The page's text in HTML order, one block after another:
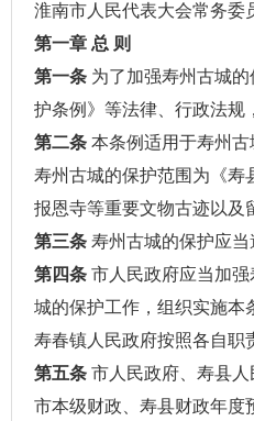
淮南市人民代表大会常务委
第一章 总 则
第一条 为了加强寿州古城
护条例》等法律、行政法规
第二条 本条例适用于寿州
寿州古城的保护范围为《寿
报恩寺等重要文物古迹以
第三条 寿州古城的保护应
第四条 市人民政府应当加
城的保护工作，组织实施本
寿春镇人民政府按照各自职
第五条 市人民政府、寿县
市本级财政、寿县财政年度